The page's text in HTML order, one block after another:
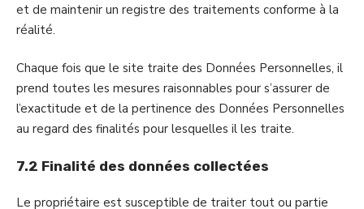
et de maintenir un registre des traitements conforme à la
réalité.
Chaque fois que le site traite des Données Personnelles, il
prend toutes les mesures raisonnables pour s’assurer de
l’exactitude et de la pertinence des Données Personnelles
au regard des finalités pour lesquelles il les traite.
7.2 Finalité des données collectées
Le propriétaire est susceptible de traiter tout ou partie